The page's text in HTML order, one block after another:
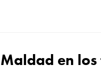
Maldad en los